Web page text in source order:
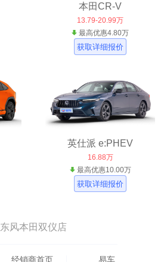
本田CR-V
13.79-20.99万
最高优惠4.80万
获取详细报价
英仕派 e:PHEV
16.88万
最高优惠10.00万
获取详细报价
东风本田双仪店
经销商首页 易车